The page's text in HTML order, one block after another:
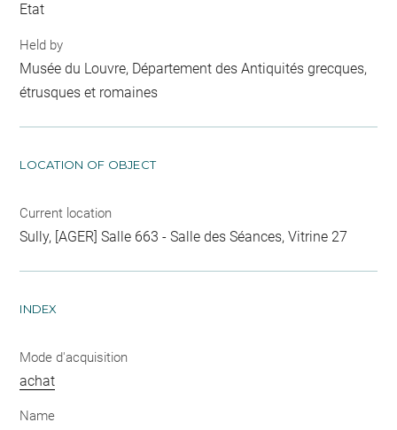
Etat
Held by
Musée du Louvre, Département des Antiquités grecques,
étrusques et romaines
LOCATION OF OBJECT
Current location
Sully, [AGER] Salle 663 - Salle des Séances, Vitrine 27
INDEX
Mode d'acquisition
achat
Name